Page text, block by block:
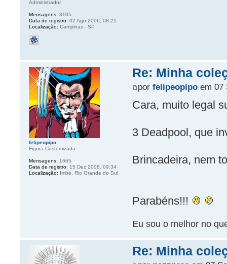
Administrador
Mensagens: 3105
Data de registro: 02 Ago 2006, 08:21
Localização: Campinas - SP
Re: Minha
por felipeopipoem 07
Cara, muito legal
3 Deadpool, que
Brincadeira, nem
Parabéns!!!
Eu sou o melhor no
felipeopipo
Figura Customizada
Mensagens: 1665
Data de registro: 15 Dez 2008, 09:34
Localização: Imbé, Rio Grande do Sul
Re: Minha